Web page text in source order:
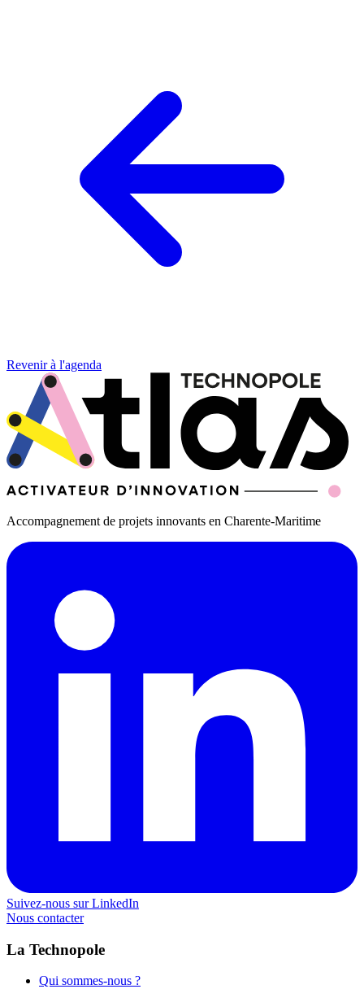
Revenir à l'agenda
Accompagnement de projets innovants en Charente-Maritime
Suivez-nous sur LinkedIn
Nous contacter
La Technopole
Qui sommes-nous ?